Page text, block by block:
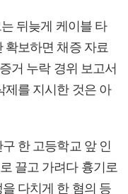
뒤늦게 케이블 타
확보하면 채증 자료
거 누락 경위 보고서
제를 지시한 것은 아
한 고등학교 앞 인
끌고 가려다 흉기로
다치게 한 혐의 등